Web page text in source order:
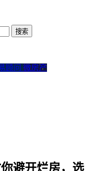
顾问 微房产
步教你避
避开烂房，选